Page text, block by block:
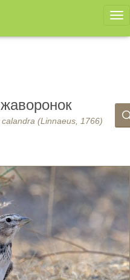
(Linnaeus, 1766)